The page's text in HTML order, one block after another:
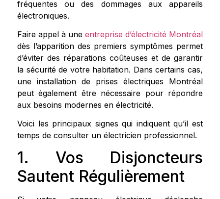
fréquentes ou des dommages aux appareils
électroniques.
Faire appel à une entreprise d’électricité Montréal
dès l’apparition des premiers symptômes permet
d’éviter des réparations coûteuses et de garantir
la sécurité de votre habitation. Dans certains cas,
une installation de prises électriques Montréal
peut également être nécessaire pour répondre
aux besoins modernes en électricité.
Voici les principaux signes qui indiquent qu’il est
temps de consulter un électricien professionnel.
1. Vos Disjoncteurs
Sautent Régulièrement